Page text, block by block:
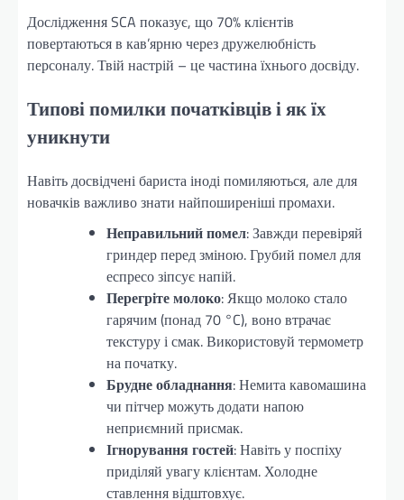
Дослідження SCA показує, що 70% клієнтів
повертаються в кав’ярню через дружелюбність
персоналу. Твій настрій – це частина їхнього досвіду.
Типові помилки початківців і як їх
уникнути
Навіть досвідчені бариста іноді помиляються, але для
новачків важливо знати найпоширеніші промахи.
Неправильний помел: Завжди перевіряй
гриндер перед зміною. Грубий помел для
еспресо зіпсує напій.
Перегріте молоко: Якщо молоко стало
гарячим (понад 70 °C), воно втрачає
текстуру і смак. Використовуй термометр
на початку.
Брудне обладнання: Немита кавомашина
чи пітчер можуть додати напою
неприємний присмак.
Ігнорування гостей: Навіть у поспіху
приділяй увагу клієнтам. Холодне
ставлення відштовхує.